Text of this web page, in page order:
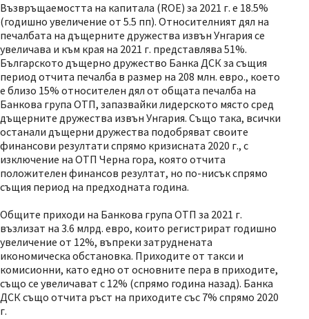
Възвръщаемостта на капитала (ROE) за 2021 г. е 18.5%
(годишно увеличение от 5.5 пп). Относителният дял на
печалбата на дъщерните дружества извън Унгария се
увеличава и към края на 2021 г. представлява 51%.
Българското дъщерно дружество Банка ДСК за същия
период отчита печалба в размер на 208 млн. евро., което
е близо 15% относителен дял от общата печалба на
Банкова група ОТП, запазвайки лидерското място сред
дъщерните дружества извън Унгария. Също така, всички
останали дъщерни дружества подобряват своите
финансови резултати спрямо кризисната 2020 г., с
изключение на ОТП Черна гора, която отчита
положителен финансов резултат, но по-нисък спрямо
същия период на предходната година.
Общите приходи на Банкова група ОТП за 2021 г.
възлизат на 3.6 млрд. евро, които регистрират годишно
увеличение от 12%, въпреки затруднената
икономическа обстановка. Приходите от такси и
комисионни, като едно от основните пера в приходите,
също се увеличават с 12% (спрямо година назад). Банка
ДСК също отчита ръст на приходите със 7% спрямо 2020
г.